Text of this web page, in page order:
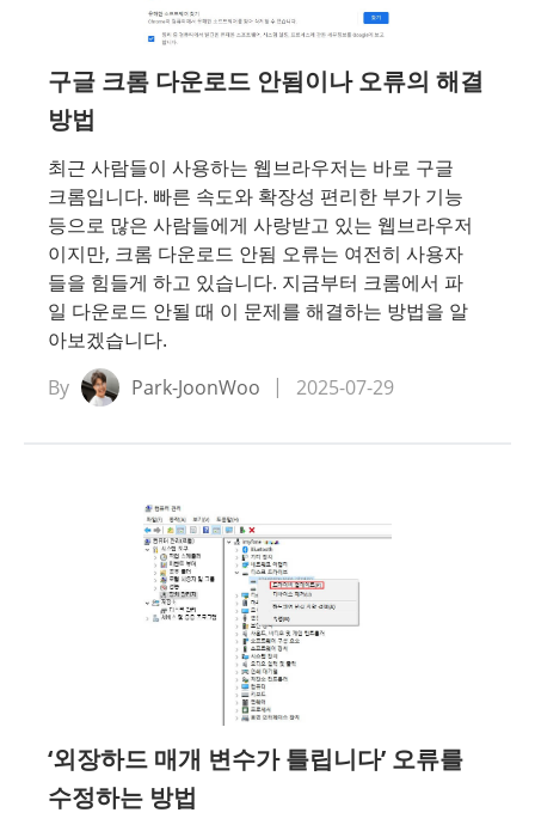
데이터 복구
멀티이디어 도구 및 팁
AI 관련 팁
구글 크롬 다운로드 안됨이나 오류의 해결
방법
최근 사람들이 사용하는 웹브라우저는 바로 구글
크롬입니다. 빠른 속도와 확장성 편리한 부가 기능
등으로 많은 사람들에게 사랑받고 있는 웹브라우저
이지만, 크롬 다운로드 안됨 오류는 여전히 사용자
들을 힘들게 하고 있습니다. 지금부터 크롬에서 파
일 다운로드 안될 때 이 문제를 해결하는 방법을 알
아보겠습니다.
By
Park-JoonWoo 2025-07-29
‘외장하드 매개 변수가 틀립니다’ 오류를
수정하는 방법